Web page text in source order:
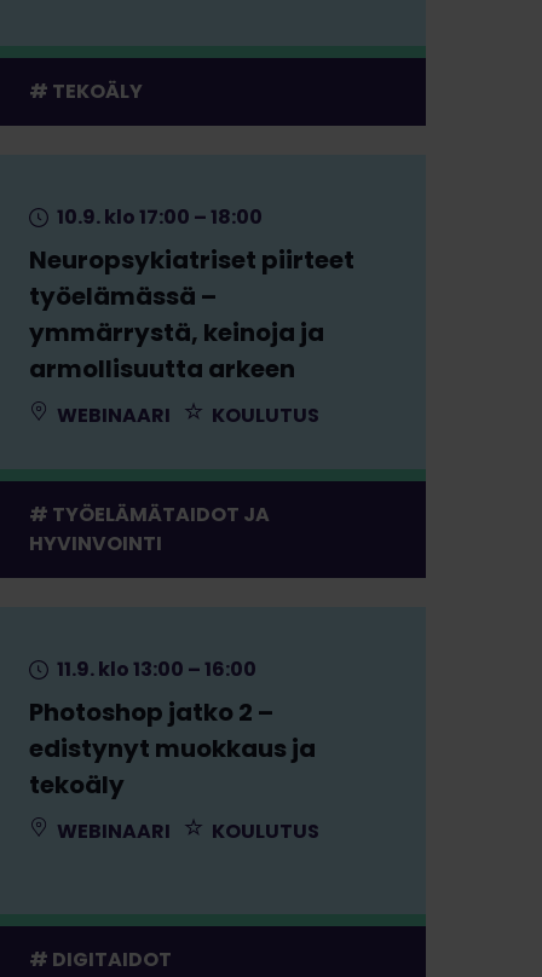
TEKOÄLY
Neuropsykiatriset piirteet
työelämässä –
ymmärrystä, keinoja ja
armollisuutta arkeen
10.9. klo 17:00 – 18:00
WEBINAARI KOULUTUS
TYÖELÄMÄTAIDOT JA
HYVINVOINTI
Photoshop jatko 2 –
edistynyt muokkaus ja
tekoäly
11.9. klo 13:00 – 16:00
WEBINAARI KOULUTUS
DIGITAIDOT